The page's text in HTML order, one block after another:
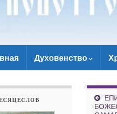
Духовенство